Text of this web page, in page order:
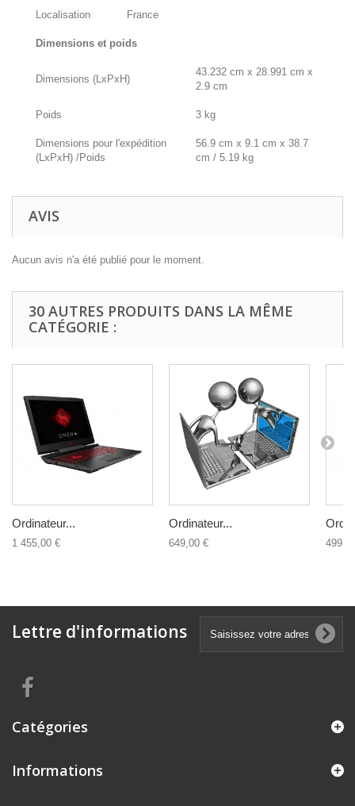
Localisation France
Dimensions et poids
Dimensions (LxPxH)
43.232 cm x 28.991 cm x
2.9 cm
Poids 3 kg
Dimensions pour l'expédition
(LxPxH) /Poids
56.9 cm x 9.1 cm x 38.7
cm / 5.19 kg
AVIS
Aucun avis n'a été publié pour le moment.
30 AUTRES PRODUITS DANS LA MÊME
CATÉGORIE :
Ordinateur...
1 455,00 €
Ordinateur...
649,00 €
Lettre d'informations
Catégories
Informations